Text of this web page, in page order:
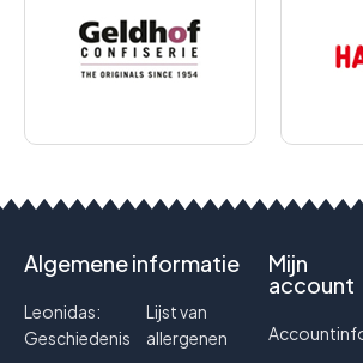
Algemene informatie
Leonidas:
Geschiedenis
Lijst van
allergenen
Mijn
account